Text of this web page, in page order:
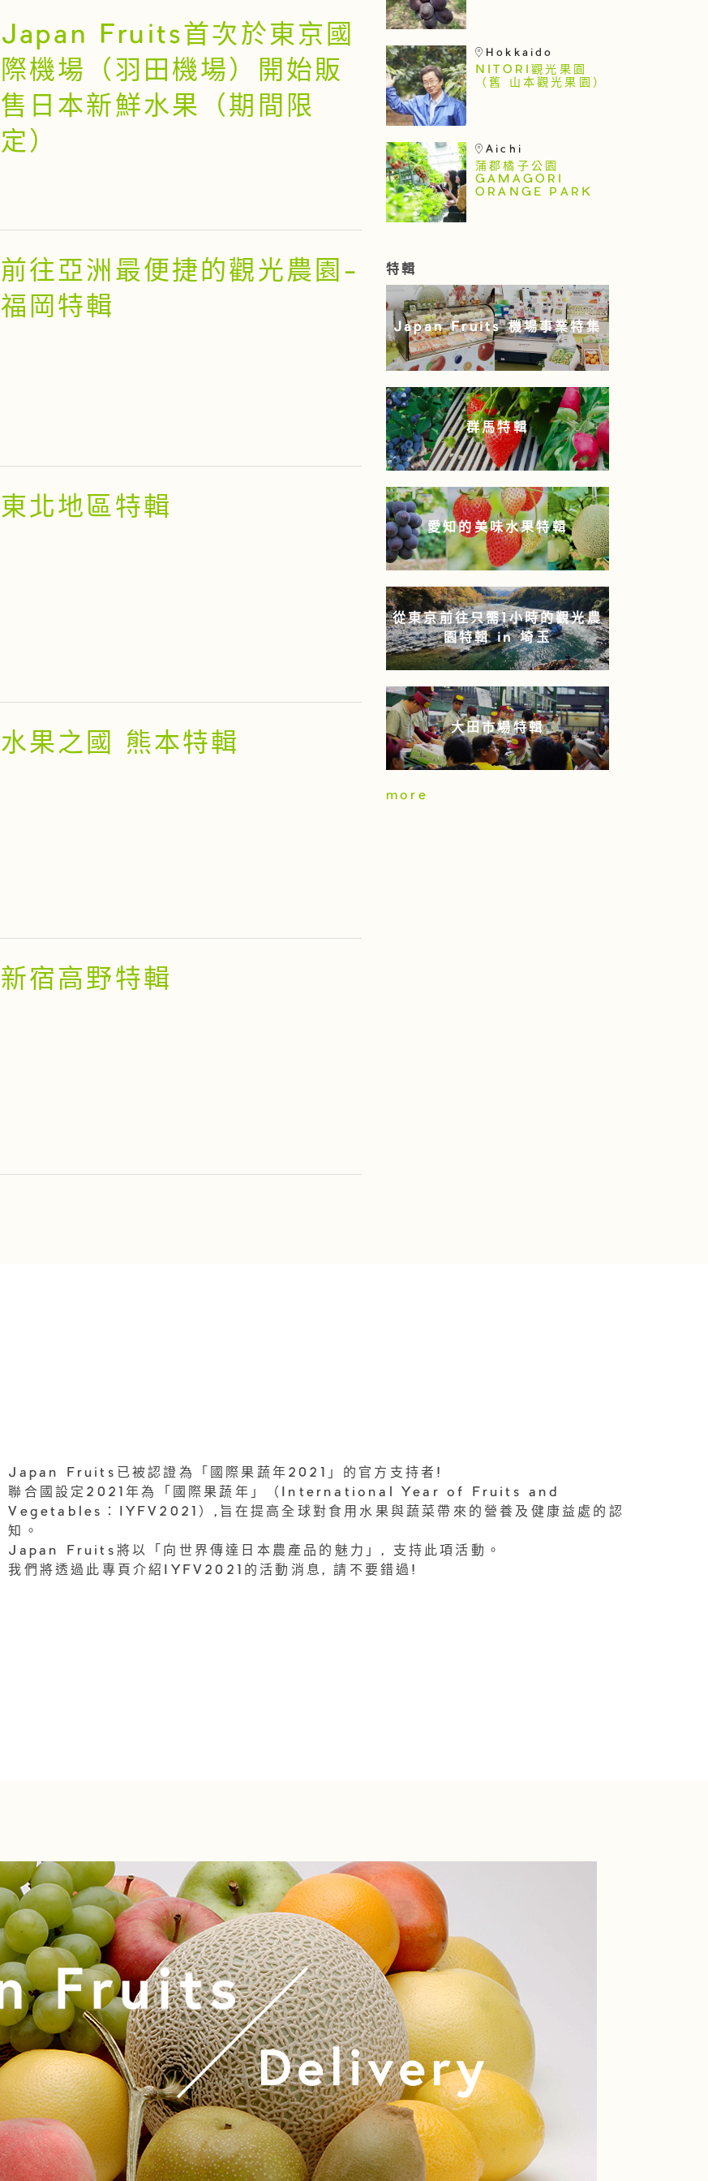
Japan Fruits首次於東京國
際機場（羽田機場）開始販
售日本新鮮水果（期間限
定）
前往亞洲最便捷的觀光農園-
福岡特輯
東北地區特輯
水果之國 熊本特輯
新宿高野特輯
Hokkaido
NITORI觀光果園
（舊 山本觀光果園）
Aichi
蒲郡橘子公園
GAMAGORI
ORANGE PARK
特輯
Japan Fruits 機場事業特集
群馬特輯
愛知的美味水果特輯
從東京前往只需1小時的觀光農
園特輯 in 埼玉
大田市場特輯
more
Japan Fruits已被認證為「國際果蔬年2021」的官方支持者!
聯合國設定2021年為「國際果蔬年」（International Year of Fruits and
Vegetables：IYFV2021）,旨在提高全球對食用水果與蔬菜帶來的營養及健康益處的認
知。
Japan Fruits將以「向世界傳達日本農產品的魅力」, 支持此項活動。
我們將透過此專頁介紹IYFV2021的活動消息, 請不要錯過!